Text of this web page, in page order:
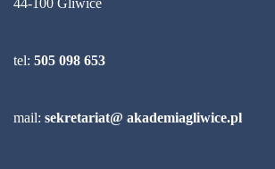
44-100 Gliwice
tel: 505 098 653
mail: sekretariat@ akademiagliwice.pl